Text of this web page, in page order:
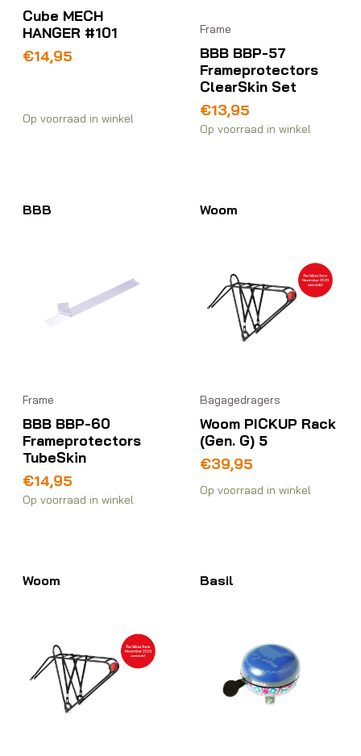
Cube MECH
HANGER #101
€14,95
Op voorraad in winkel
Frame
BBB BBP-57
Frameprotectors
ClearSkin Set
€13,95
Op voorraad in winkel
BBB
Frame
BBB BBP-60
Frameprotectors
TubeSkin
€14,95
Op voorraad in winkel
Woom
Bagagedragers
Woom PICKUP Rack
(Gen. G) 5
€39,95
Op voorraad in winkel
Woom Basil